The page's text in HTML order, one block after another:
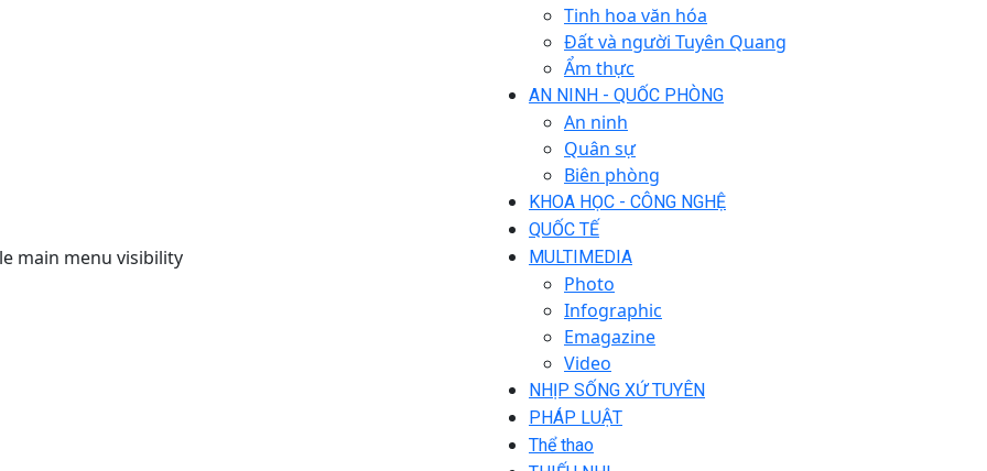
main menu visibility
Tinh hoa văn hóa
Đất và người Tuyên Quang
Ẩm thực
AN NINH - QUỐC PHÒNG
An ninh
Quân sự
Biên phòng
KHOA HỌC - CÔNG NGHỆ
QUỐC TẾ
MULTIMEDIA
Photo
Infographic
Emagazine
Video
NHỊP SỐNG XỨ TUYÊN
PHÁP LUẬT
Thể thao